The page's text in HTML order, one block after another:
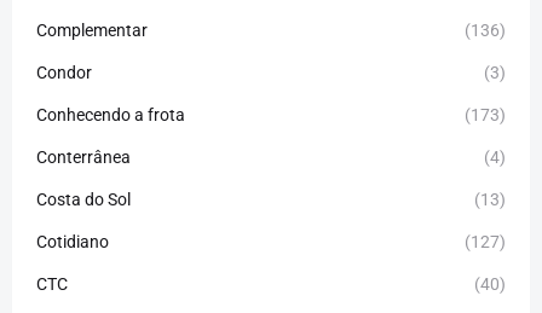
Complementar (136)
Condor (3)
Conhecendo a frota (173)
Conterrânea (4)
Costa do Sol (13)
Cotidiano (127)
CTC (40)